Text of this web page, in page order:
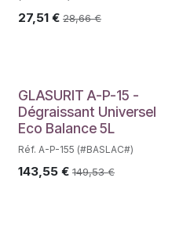
27,51 € 28,66€
GLASURIT A-P-15 -
Dégraissant Universel
Eco Balance 5L
Réf. A-P-155 (#BASLAC#)
143,55 € 149,53€